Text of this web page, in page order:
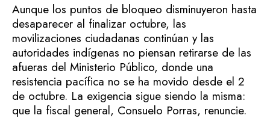
Aunque los puntos de bloqueo disminuyeron hasta
desaparecer al finalizar octubre, las
movilizaciones ciudadanas continúan y las
autoridades indígenas no piensan retirarse de las
afueras del Ministerio Público, donde una
resistencia pacífica no se ha movido desde el 2
de octubre. La exigencia sigue siendo la misma:
que la fiscal general, Consuelo Porras, renuncie.